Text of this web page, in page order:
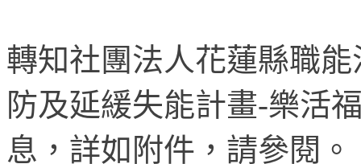
轉知社團法人花蓮縣職
防及延緩失能計畫-樂活
息，詳如附件，請參閱。